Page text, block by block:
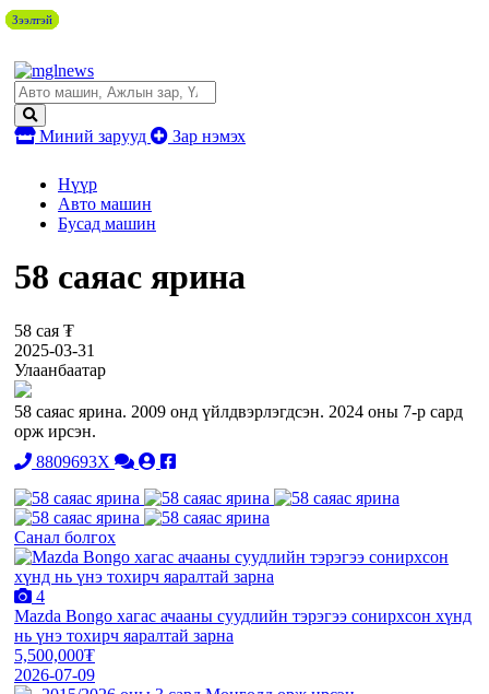
Миний зарууд Зар нэмэх
Нүүр
Авто машин
Бусад машин
58 саяас ярина
58 сая ₮
2025-03-31
Улаанбаатар
58 саяас ярина. 2009 онд үйлдвэрлэгдсэн. 2024 оны 7-р сард
орж ирсэн.
8809693X
Санал болгох
Зээлтэй
4
Mazda Bongo хагас ачааны суудлийн тэрэгээ сонирхсон хүнд
нь үнэ тохирч яаралтай зарна
5,500,000₮
2026-07-09
Зээлтэй
Зээлтэй
Зээлтэй
Зээлтэй